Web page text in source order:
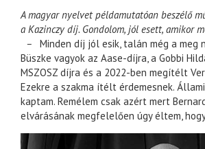
A magyar nyelvet példamutatóan beszélő
a Kazinczy díj. Gondolom, jól esett, amikor
– Minden díj jól esik, talán még a meg
Büszke vagyok az Aase-díjra, a Gobbi
MSZOSZ díjra és a 2022-ben megítélt
Ezekre a szakma ítélt érdemesnek.
kaptam. Remélem csak azért mert
elvárásának megfelelően úgy éltem,